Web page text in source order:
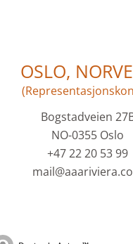
OSLO,
Bogstadveien
NO-0355 Oslo
+47 22 20 53 99